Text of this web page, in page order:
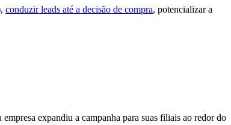
conduzir leads até a decisão de compra, potencializar a
expandiu a campanha para suas filiais ao redor do